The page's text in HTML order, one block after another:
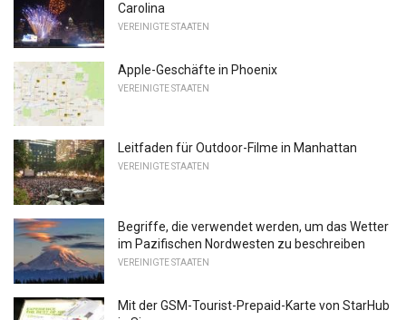
Carolina
VEREINIGTE STAATEN
Apple-Geschäfte in Phoenix
VEREINIGTE STAATEN
Leitfaden für Outdoor-Filme in Manhattan
VEREINIGTE STAATEN
Begriffe, die verwendet werden, um das Wetter
im Pazifischen Nordwesten zu beschreiben
VEREINIGTE STAATEN
Mit der GSM-Tourist-Prepaid-Karte von StarHub